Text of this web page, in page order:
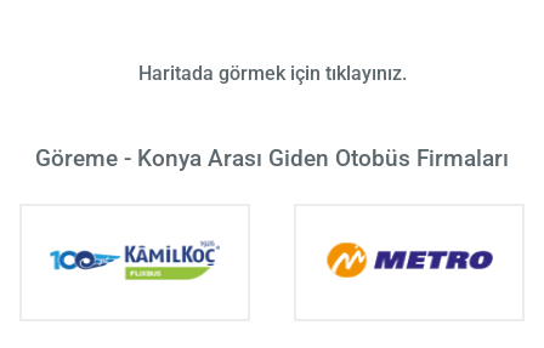
Haritada görmek için tıklayınız.
Göreme - Konya Arası Giden Otobüs Firmaları